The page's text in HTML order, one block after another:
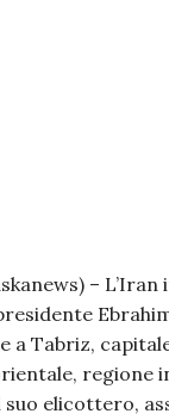
–
a Tabriz,
regione
elicottero,